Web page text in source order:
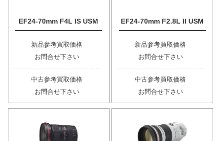
EF24-70mm F4L IS USM
新品参考買取価格
お問合せ下さい
中古参考買取価格
お問合せ下さい
EF24-70mm F2.8L II USM
新品参考買取価格
お問合せ下さい
中古参考買取価格
お問合せ下さい